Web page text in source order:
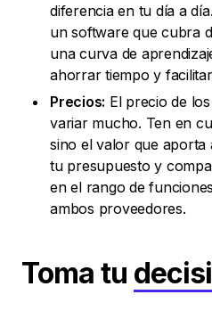
diferencia en tu día a
un software que cubra
una curva de
ahorrar tiempo y
Precios: El precio de
variar mucho. Ten en
sino el valor que aporta
tu presupuesto y
en el rango de
ambos proveedores.
Toma tu